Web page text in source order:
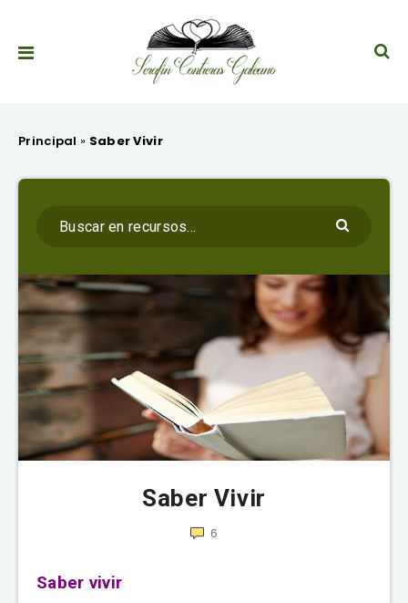
Principal » Saber Vivir
Saber Vivir
6
Saber vivir